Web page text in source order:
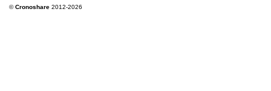
©Cronoshare 2012-2026